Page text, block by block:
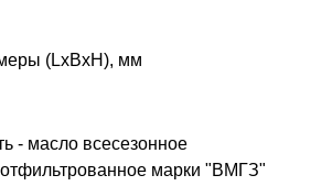
(LxBxH), мм
- масло всесезонное
отфильтрованное марки "ВМГЗ"